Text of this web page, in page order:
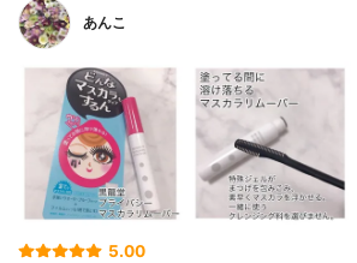
あんこ
5.00